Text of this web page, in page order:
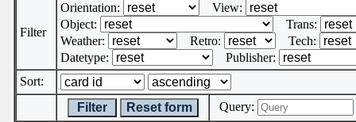
Filter
Orientation:
View:
Object:
Trans:
Weather:
Retro:
Tech:
Datetype:
Publisher:
Sort:
Filter
Reset form Query: